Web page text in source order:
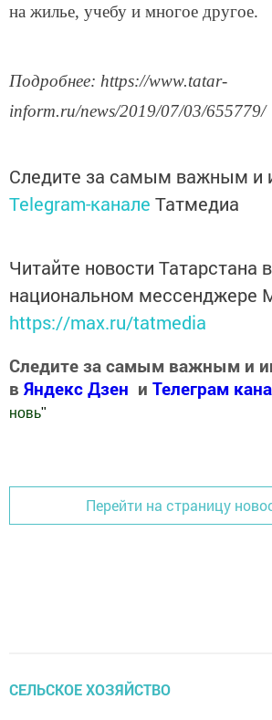
на жилье, учебу и многое другое.
Подробнее: https://www.tatar-
inform.ru/news/2019/07/03/655779/
Следите за самым важным и
Telegram-канале Татмедиа
Читайте новости Татарстана в
национальном мессенджере
https://max.ru/tatmedia
Следите за самым важным и
в Яндекс Дзен и Телеграм
новь"
Перейти на страницу
СЕЛЬСКОЕ ХОЗЯЙСТВО